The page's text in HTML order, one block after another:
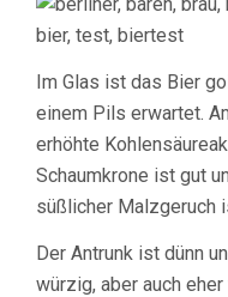
Im Glas ist das Bier
einem Pils erwartet.
erhöhte
Schaumkrone ist gut
süßlicher Malzgeruch
Der Antrunk ist dünn
würzig, aber auch